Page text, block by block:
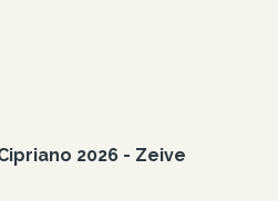
2026 - Zeive